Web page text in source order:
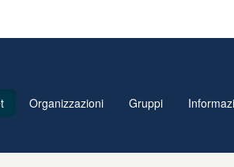
Organizzazioni Gruppi